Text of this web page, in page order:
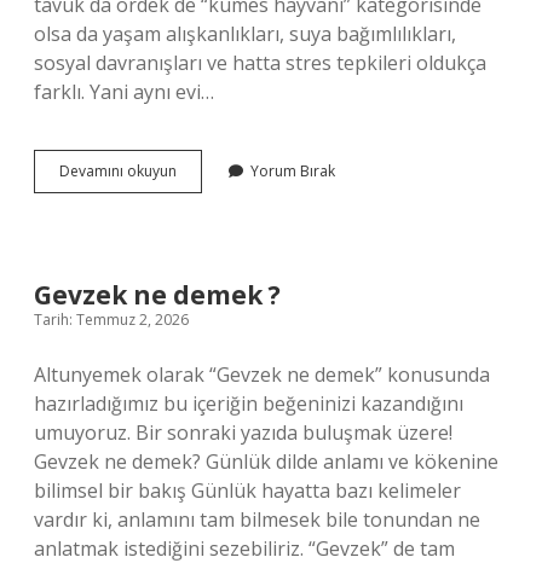
olsa da yaşam alışkanlıkları, suya bağımlılıkları,
sosyal davranışları ve hatta stres tepkileri oldukça
farklı. Yani aynı evi…
Devamını okuyun
ve
?
Yorum Bırak
Gevzek ne demek ?
Tarih: Temmuz 2, 2026
Altunyemek olarak “Gevzek ne demek” konusunda
hazırladığımız bu içeriğin beğeninizi kazandığını
umuyoruz. Bir sonraki yazıda buluşmak üzere!
Gevzek ne demek? Günlük dilde anlamı ve kökenine
bilimsel bir bakış Günlük hayatta bazı kelimeler
vardır ki, anlamını tam bilmesek bile tonundan ne
anlatmak istediğini sezebiliriz. “Gevzek” de tam